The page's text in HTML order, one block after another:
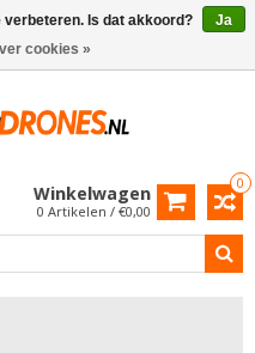
0
Winkelwagen
0 Artikelen / €0,00
verbeteren. Is dat akkoord?
Ja
cookies »